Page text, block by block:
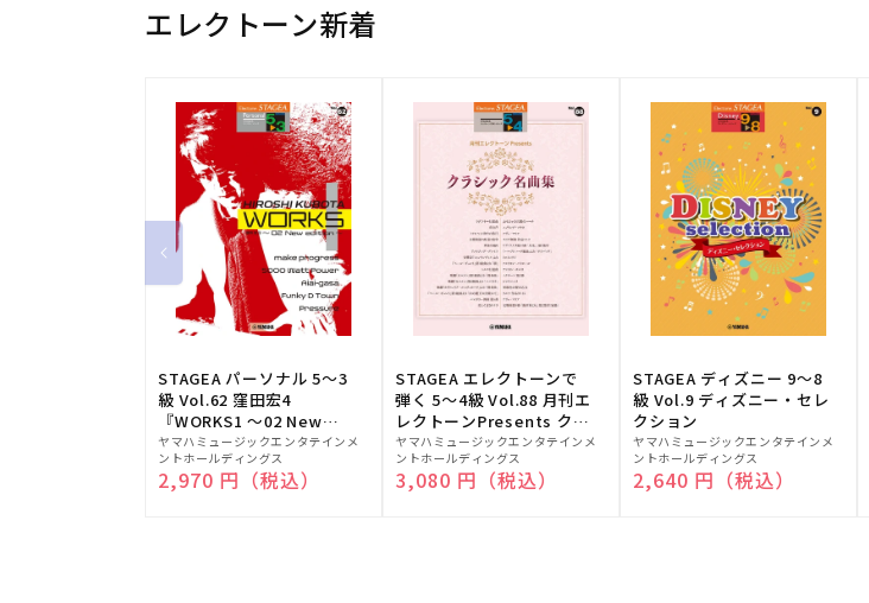
エレクトーン新着
STAGEA パーソナル 5～3
級 Vol.62 窪田宏4
『WORKS1 ～02 New
edition～』
販
売
元:
ヤマハミュージックエンタテインメ
ントホールディングス
通常価格
2,970 円（税込）
STAGEA エレクトーンで
弾く 5～4級 Vol.88 月刊エ
レクトーンPresents クラ
シック名曲集
販
売
元:
ヤマハミュージックエンタテインメ
ントホールディングス
通常価格
3,080 円（税込）
STAGEA ディズニー 9～8
級 Vol.9 ディズニー・セレ
クション
販
売
元:
ヤマハミュージックエンタテインメ
ントホールディングス
通常価格
2,640 円（税込）